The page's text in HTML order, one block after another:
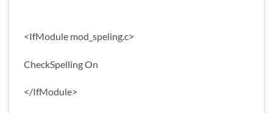
<IfModule mod_speling.c>
CheckSpelling On
</IfModule>